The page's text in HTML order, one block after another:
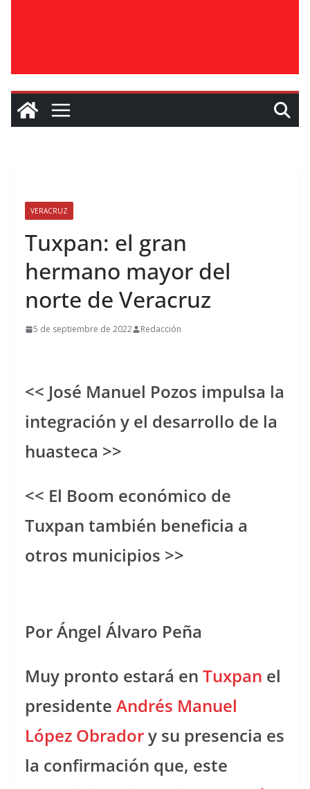
VERACRUZ
Tuxpan: el gran
hermano mayor del
norte de Veracruz
5 de septiembre de 2022 Redacción
<< José Manuel Pozos impulsa la
integración y el desarrollo de la
huasteca >>
<< El Boom económico de
Tuxpan también beneficia a
otros municipios >>
Por Ángel Álvaro Peña
Muy pronto estará en Tuxpan el
presidente Andrés Manuel
López Obradory su presencia es
la confirmación que, este